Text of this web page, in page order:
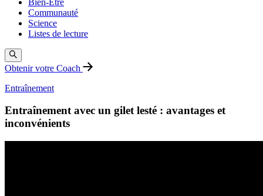
Bien-Être
Communauté
Science
Listes de lecture
Obtenir votre Coach
Entraînement
Entraînement avec un gilet lesté : avantages et
inconvénients